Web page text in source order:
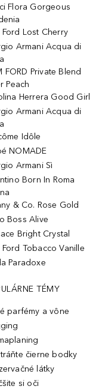
Flora Gorgeous
Ford Lost Cherry
Armani Acqua di
FORD Private Blend
Peach
Herrera Good Girl
Armani Acqua di
Idôle
NOMADE
Armani Sì
Born In Roma
& Co. Rose Gold
Boss Alive
Bright Crystal
Ford Tobacco Vanille
Paradoxe
TÉMY
parfémy a vône
čierne bodky
látky
si oči